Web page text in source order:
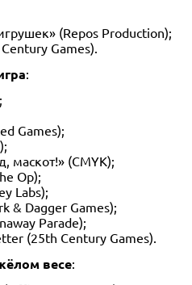
(Repos Production);
Games).
:
Games);
маскот!» (CMYK);
Op);
Labs);
& Dagger Games);
Parade);
(25th Century Games).
весе: